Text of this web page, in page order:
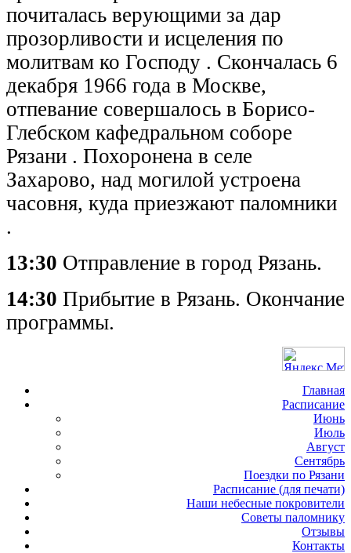
почиталась верующими за дар
прозорливости и исцеления по
молитвам ко Господу . Скончалась 6
декабря 1966 года в Москве,
отпевание совершалось в Борисо-
Глебском кафедральном соборе
Рязани . Похоронена в селе
Захарово, над могилой устроена
часовня, куда приезжают паломники
.
13:30 Отправление в город Рязань.
14:30 Прибытие в Рязань. Окончание
программы.
Главная
Расписание
Июнь
Июль
Август
Сентябрь
Поездки по Рязани
Расписание (для печати)
Наши небесные покровители
Советы паломнику
Отзывы
Контакты